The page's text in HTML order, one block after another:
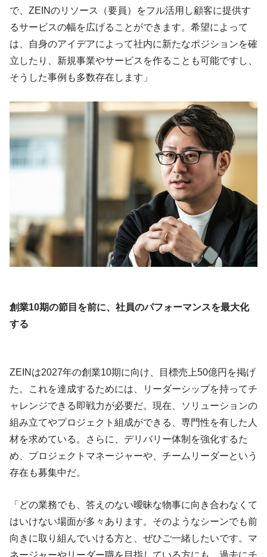
で、ZEINのリソース（要員）をフル活用し顧客に提供す
るサービスの幅を広げることができます。希望によって
は、自身のアイデアによって社内に新たなポジションを確
立したり、新規事業やサービスを作ることも可能ですし、
そうした事例も多数存在します」
創業10期の節目を前に、社員のパフォーマンスを最大化
する
ZEINは2027年の創業10期に向け、目標売上50億円を掲げ
た。これを達成するためには、リーダーシップを持ってチ
ャレンジできる即戦力が必要だ。現在、ソリューションの
組み立てやプロジェクト組成ができる、専門性を有した人
材を求めている。さらに、デリバリー体制を強化するた
め、プロジェクトマネージャーや、チームリーダーという
存在も募集中だ。
「どの業務でも、答えのない曖昧な物事に向き合わなくて
はいけない場面が多々あります。そのようなシーンでも前
向きに取り組んでいける方と、ぜひご一緒したいです。マ
ネージャーやリーダー職を目指している方にも、過去にチ